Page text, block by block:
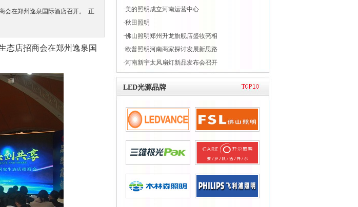
会在郑州逸泉国际酒店召开。 正
态店招商会在郑州逸泉国
·美的照明成立河南运营中心
·秋田照明
·佛山照明郑州升龙旗舰店盛妆亮相
·欧普照明河南商家探讨发展新思路
·河南新宇太风扇灯新品发布会召开
LED光源品牌